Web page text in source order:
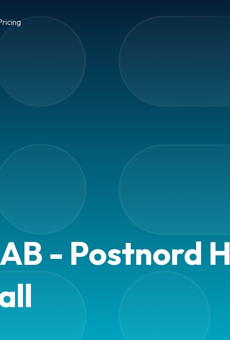
- Postnord